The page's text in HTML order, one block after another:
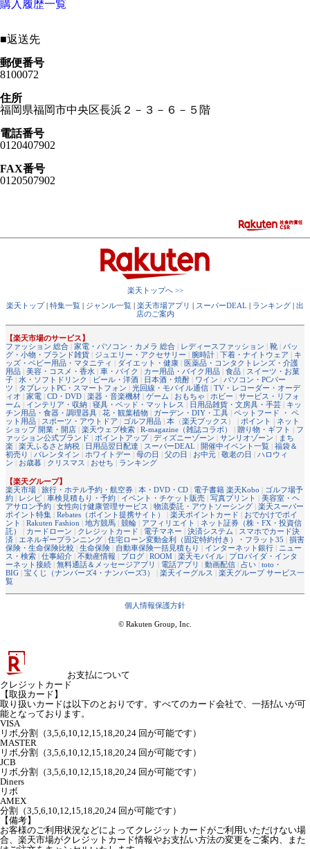
購入履歴一覧
■返送先
郵便番号
8100072
住所
福岡県福岡市中央区長浜２－３－６－５階
電話番号
0120407902
FAX番号
0120507902
楽天トップへ >>
楽天トップ| 特集一覧 | ジャンル一覧 | 楽天市場アプリ | スーパーDEAL | ランキング | 出
店のご案内
【楽天市場のサービス】
ファッション 総合 | 家電・パソコン・カメラ 総合 | レディースファッション | 靴 | バッ
グ・小物・ブランド雑貨 | ジュエリー・アクセサリー | 腕時計 | 下着・ナイトウェア | キ
ッズ・ベビー用品・マタニティ | ダイエット・健康 | 医薬品・コンタクトレンズ・介護
用品 | 美容・コスメ・香水 | 車・バイク | カー用品・バイク用品 | 食品 | スイーツ・お菓
子 | 水・ソフトドリンク | ビール・洋酒 | 日本酒・焼酎 | ワイン | パソコン・PCパー
ツ | タブレットPC・スマートフォン | 光回線・モバイル通信 | TV・レコーダー・オーデ
ィオ | 家電 | CD・DVD | 楽器・音楽機材 | ゲーム | おもちゃ | ホビー | サービス・リフォ
ーム | インテリア・収納 | 寝具・ベッド・マットレス | 日用品雑貨・文房具・手芸 | キッ
チン用品・食器・調理器具 | 花・観葉植物 | ガーデン・DIY・工具 | ペットフード ・ ペ
ット用品 | スポーツ・アウトドア | ゴルフ用品 | 本 （楽天ブックス ） | ポイント | ネット
ショップ 開業・開店 | 楽天ウェブ検索 | R-magazine（雑誌コラボ） | 贈り物・ギフト | フ
ァッション公式ブランド | ポイントアップ| ディズニーゾーン | サンリオゾーン | まち
楽 | 楽天ふるさと納税 | 日用品翌日配達 | スーパーDEAL | 開催中イベント一覧 | 福袋＆
初売り | バレンタイン | ホワイトデー | 母の日 | 父の日 | お中元 | 敬老の日 | ハロウィ
ン | お歳暮 | クリスマス | おせち | ランキング
【楽天グループ】
楽天市場 | 旅行・ホテル予約・航空券 | 本・DVD・CD | 電子書籍 楽天Kobo | ゴルフ場予
約 | レシピ | 車検見積もり・予約 | イベント・チケット販売 | 写真プリント | 美容室・ヘ
アサロン予約 | 女性向け健康管理サービス | 物流委託・アウトソーシング | 楽天スーパー
ポイント特集 | Rebates（ポイント提携サイト） | 楽天ポイントカード | おでかけでポイ
ント | Rakuten Fashion | 地方競馬 | 競輪 | アフィリエイト | ネット証券（株・FX・投資信
託）
| カードローン | クレジットカード | 電子マネー | 決済システム | スマホでカード決
済 | エネルギープランニング | 住宅ローン変動金利（固定特約付き）・フラット35 | 損害
保険・生命保険比較 | 生命保険 | 自動車保険一括見積もり | インターネット銀行 | ニュー
ス・検索 | 仕事紹介 | 不動産情報 | ブログ | ROOM | 楽天モバイル | プロバイダ・インタ
ーネット接続 | 無料通話＆メッセージアプリ | 電話アプリ | 動画配信 | 占い | toto・
BIG | 宝くじ（ナンバーズ4・ナンバーズ3） | 楽天イーグルス | 楽天グループ サービス一
覧
個人情報保護方針
© Rakuten Group, Inc.
お支払について
クレジットカード
【取扱カード】
取り扱いカードは以下のとおりです。すべてのカード会社で、一括払いが可
能となっております。
VISA
リボ,分割（3,5,6,10,12,15,18,20,24 回が可能です）
MASTER
リボ,分割（3,5,6,10,12,15,18,20,24 回が可能です）
JCB
リボ,分割（3,5,6,10,12,15,18,20,24 回が可能です）
Diners
リボ
AMEX
分割（3,5,6,10,12,15,18,20,24 回が可能です）
【備考】
お客様のご利用状況などによってクレジットカードがご利用いただけない場
合、楽天市場がクレジットカード情報やお支払い方法の変更をご案内、また